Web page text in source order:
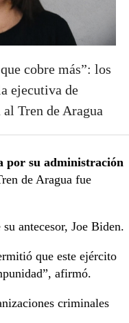
cobre más”: los
ejecutiva de
Tren de Aragua
por su administración
de Aragua fue
antecesor, Joe Biden.
que este ejército
afirmó.
criminales